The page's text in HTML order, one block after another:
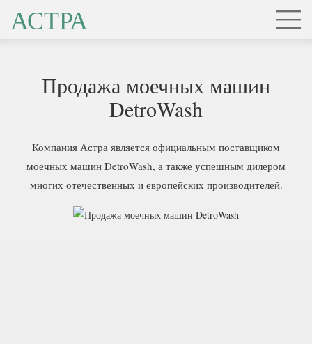
АСТРА
Продажа моечных машин
DetroWash
Компания Астра является официальным поставщиком
моечных машин DetroWash, а также успешным дилером
многих отечественных и европейских производителей.